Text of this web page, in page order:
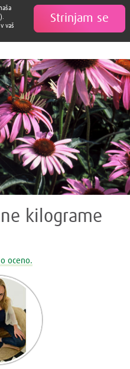
kilograme
oceno.
Strinjam se
).
vaš